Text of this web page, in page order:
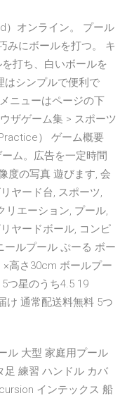
）オンライン。 プール
みにボールを打つ。 キ
打ち、白いボールを
はシンプルで便利で
ニューはページの下
ザゲーム集 > スポーツ
） ゲーム概要
ム。広告を一定時間
度の写真 遊びます, 会
ヤード台, スポーツ,
リエーション, プール,
ヤードボール, コンピ
ールプール ぷーる ボー
高さ30cm ボールプー
つ星のうち4.5 19
け 通常配送料無料 5つ
ル 大型 家庭用プール
足 練習 ハンドル カバ
インテックス 船